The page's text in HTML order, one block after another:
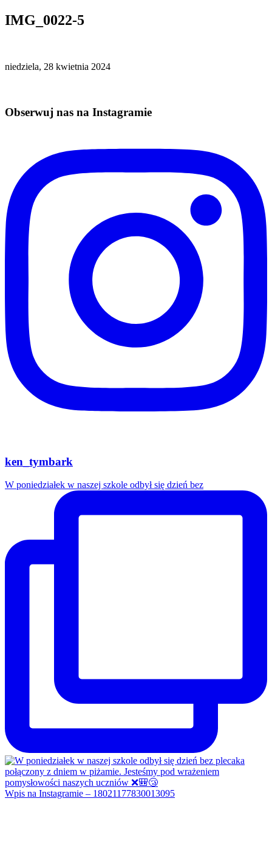
IMG_0022-5
niedziela, 28 kwietnia 2024
Obserwuj nas na Instagramie
ken_tymbark
W poniedziałek w naszej szkole odbył się dzień bez
Wpis na Instagramie – 18021177830013095